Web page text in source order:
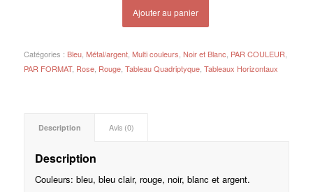
Ajouter au panier
Catégories : Bleu, Métal/argent, Multi couleurs Noir et Blanc PAR COULEUR
PAR FORMAT, Rose, Rouge, Tableau Quadriptyque, Tableaux Horizontaux
Description Avis (0)
Description
Couleurs: bleu, bleu clair, rouge, noir, blanc et argent.